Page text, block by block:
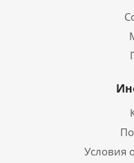
Условия